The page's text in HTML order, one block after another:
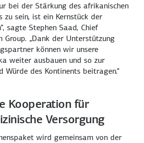
bei der Stärkung des afrikanischen
zu sein, ist ein Kernstück der
sagte Stephen Saad, Chief
Group. „Dank der Unterstützung
können wir unsere
weiter ausbauen und so zur
Würde des Kontinents beitragen.“
Kooperation für
Versorgung
wird gemeinsam von der